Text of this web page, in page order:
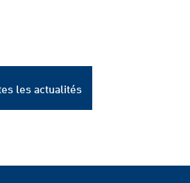
les actualités